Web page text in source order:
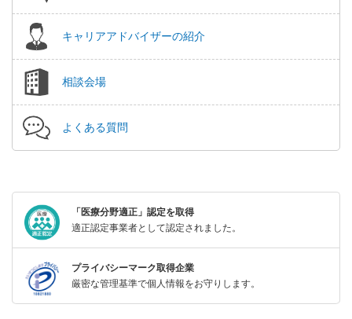
キャリアアドバイザーの紹介
相談会場
よくある質問
「医療分野適正」認定を取得
適正認定事業者として認定されました。
プライバシーマーク取得企業
厳密な管理基準で個人情報をお守りします。